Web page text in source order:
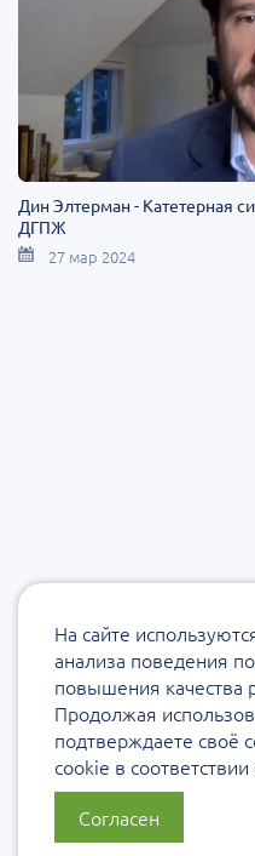
Дин Элтерман - Катетерная
ДГПЖ
27 мар 2024
На сайте
анализа поведения
повышения качества
Продолжая
подтверждаете своё
cookie в
Согласен